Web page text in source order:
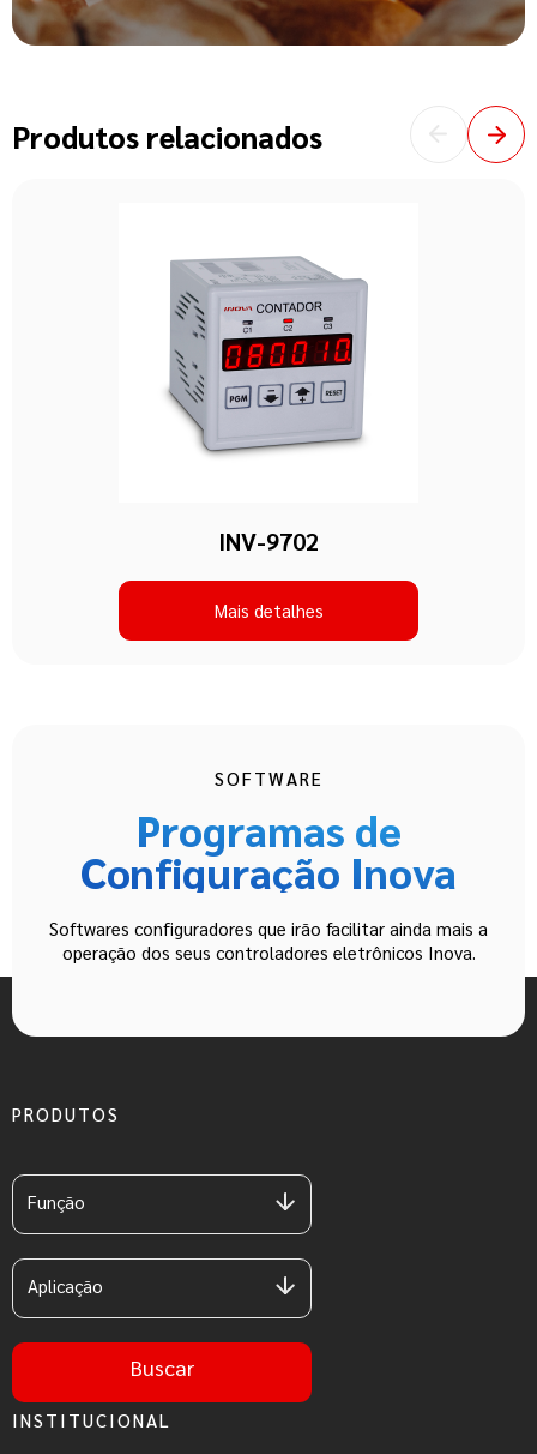
Produtos relacionados
INV-9702
Mais detalhes
SOFTWARE
Programas de
Configuração Inova
Softwares configuradores que irão facilitar ainda mais a
operação dos seus controladores eletrônicos Inova.
INSTITUCIONAL
PRODUTOS
Função
Aplicação
Buscar